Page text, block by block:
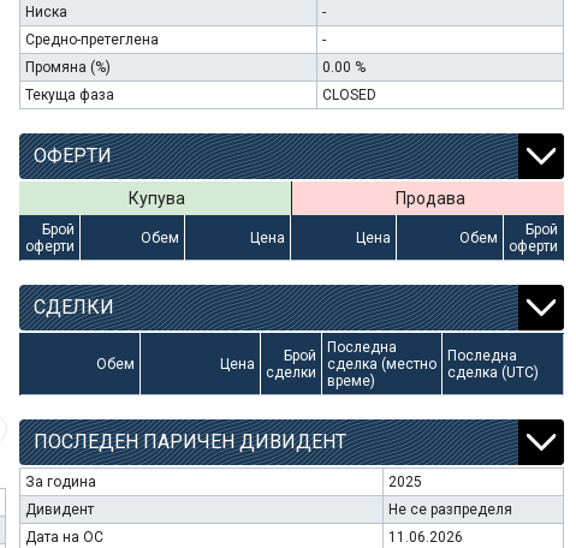
Ниска
-
Средно-претеглена
-
Промяна (%)
0.00 %
Текуща фаза
CLOSED
ОФЕРТИ
Купува Продава
Брой
оферти
Обем Цена Цена Обем
Брой
оферти
СДЕЛКИ
Обем Цена
Брой
сделки
Последна
сделка (местно
време)
Последна
сделка (UTC)
ПОСЛЕДЕН ПАРИЧЕН ДИВИДЕНТ
За година
2025
Дивидент
Не се разпределя
Дата на ОС
11.06.2026